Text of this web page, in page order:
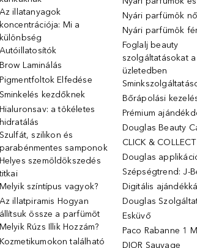
Az illatanyagok
koncentrációja: Mi a
különbség
Autóillatosítók
Brow Laminálás
Pigmentfoltok Elfedése
Sminkelés kezdőknek
Hialuronsav: a tökéletes
hidratálás
Szulfát, szilikon és
parabénmentes samponok
Helyes szemöldökszedés
Melyik színtípus vagyok?
Az illatpiramis Hogyan
állítsuk össze a parfümöt
Melyik Rúzs Illik Hozzám?
Kozmetikumokon található
Nyári parfümök
Nyári parfümök
Foglalj beauty
szolgáltatásokat
üzletedben
Bőrápolási
Prémium
Douglas Beauty
CLICK & COLLECT
Douglas
Szépségtrend: J-
Digitális
Douglas
Esküvő
Paco Rabanne 1
DIOR Sauvage